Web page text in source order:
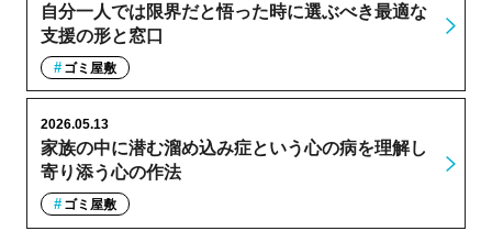
自分一人では限界だと悟った時に選ぶべき最適な
支援の形と窓口
ゴミ屋敷
家族の中に潜む溜め込み症という心の病を理解し
寄り添う心の作法
2026.05.13
ゴミ屋敷